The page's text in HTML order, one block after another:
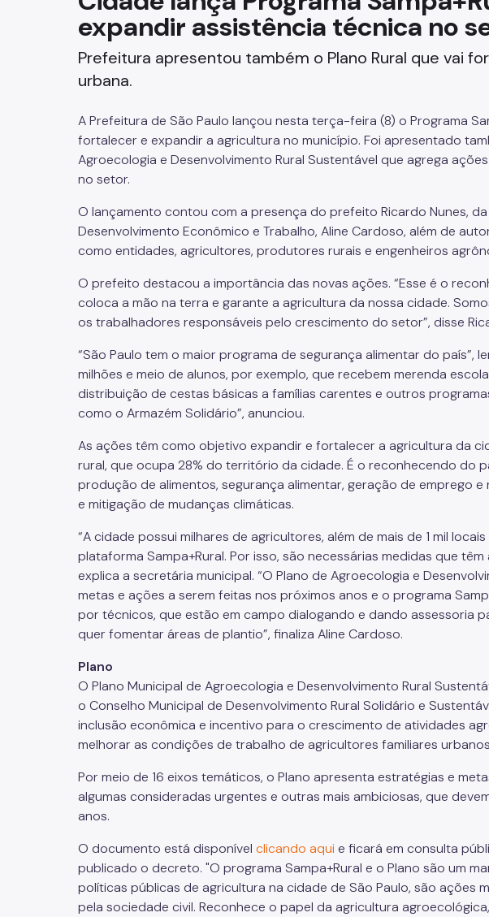
Fazenda
Funerários e Cemiteriais
Rua e Bairro
Segurança
Trabalho
Impostos e
Legislação
Nota do
expandir assistência técnica no
Prefeitura apresentou também o Plano Rural que vai
urbana.
A Prefeitura de São Paulo lançou nesta terça-feira (8) o Programa
fortalecer e expandir a agricultura no município. Foi apresentado
Agroecologia e Desenvolvimento Rural Sustentável que agrega
no setor.
O lançamento contou com a presença do prefeito Ricardo Nunes,
Desenvolvimento Econômico e Trabalho, Aline Cardoso, além de
como entidades, agricultores, produtores rurais e engenheiros
O prefeito destacou a importância das novas ações. “Esse é o
coloca a mão na terra e garante a agricultura da nossa cidade.
os trabalhadores responsáveis pelo crescimento do setor”, disse
“São Paulo tem o maior programa de segurança alimentar do país”,
milhões e meio de alunos, por exemplo, que recebem merenda
distribuição de cestas básicas a famílias carentes e outros
como o Armazém Solidário”, anunciou.
As ações têm como objetivo expandir e fortalecer a agricultura da
rural, que ocupa 28% do território da cidade. É o reconhecendo do
produção de alimentos, segurança alimentar, geração de emprego
e mitigação de mudanças climáticas.
“A cidade possui milhares de agricultores, além de mais de 1 mil
plataforma Sampa+Rural. Por isso, são necessárias medidas que
explica a secretária municipal. “O Plano de Agroecologia e
metas e ações a serem feitas nos próximos anos e o programa
por técnicos, que estão em campo dialogando e dando assessoria
quer fomentar áreas de plantio”, finaliza Aline Cardoso.
Plano
O Plano Municipal de Agroecologia e Desenvolvimento Rural
o Conselho Municipal de Desenvolvimento Rural Solidário e
inclusão econômica e incentivo para o crescimento de atividades
melhorar as condições de trabalho de agricultores familiares
Por meio de 16 eixos temáticos, o Plano apresenta estratégias e
algumas consideradas urgentes e outras mais ambiciosas, que
anos.
O documento está disponível clicando aqui e ficará em consulta
publicado o decreto. "O programa Sampa+Rural e o Plano são um
políticas públicas de agricultura na cidade de São Paulo, são ações
pela sociedade civil. Reconhece o papel da agricultura